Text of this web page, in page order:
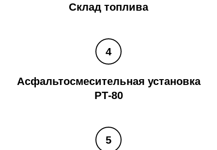
Склад топлива
Асфальтосмесительная установка
РТ-80